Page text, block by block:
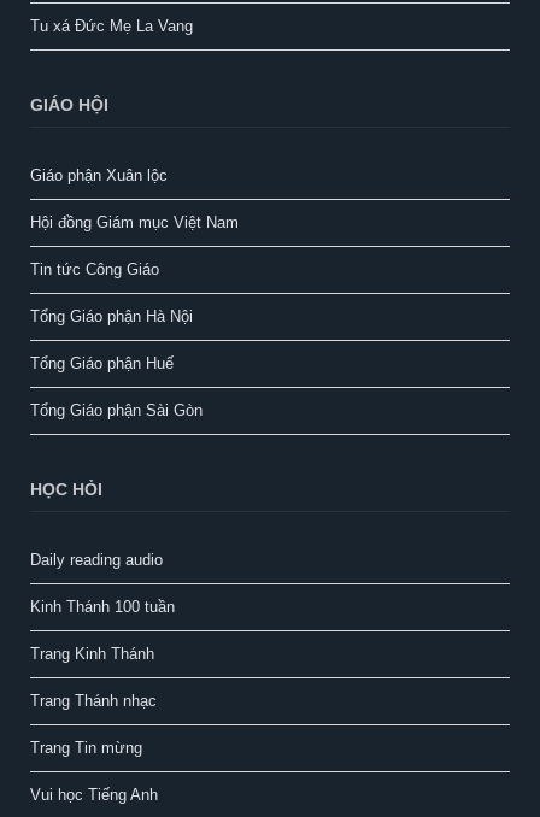
Tu xá Đức Mẹ La Vang
GIÁO HỘI
Giáo phận Xuân lộc
Hội đồng Giám mục Việt Nam
Tin tức Công Giáo
Tổng Giáo phận Hà Nội
Tổng Giáo phận Huế
Tổng Giáo phận Sài Gòn
HỌC HỎI
Daily reading audio
Kinh Thánh 100 tuần
Trang Kinh Thánh
Trang Thánh nhạc
Trang Tin mừng
Vui học Tiếng Anh